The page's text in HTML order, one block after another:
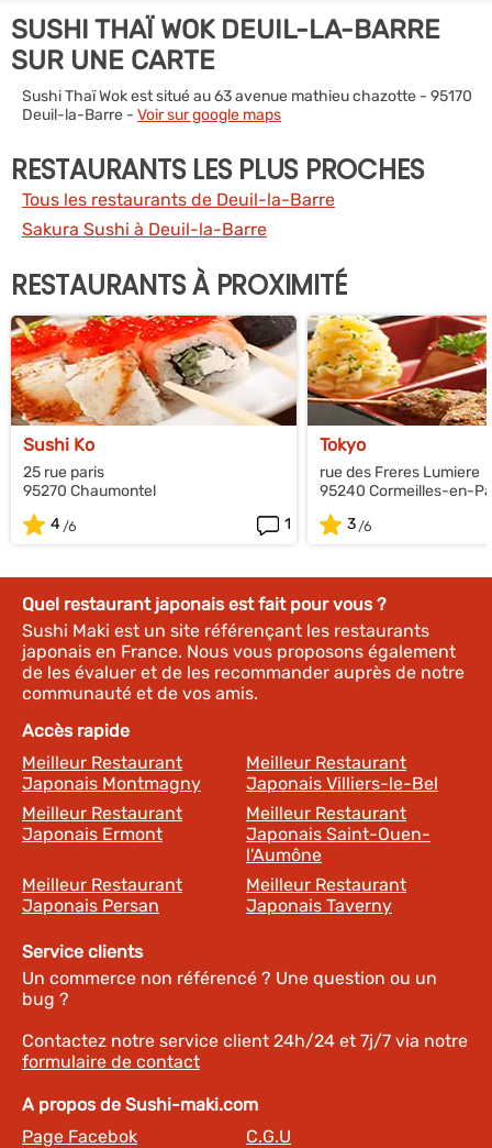
SUSHI THAÏ WOK DEUIL-LA-BARRE
SUR UNE CARTE
Sushi Thaï Wok est situé au 63 avenue mathieu chazotte - 95170
Deuil-la-Barre - Voir sur google maps
RESTAURANTS LES PLUS PROCHES
Tous les restaurants de Deuil-la-Barre
Sakura Sushi à Deuil-la-Barre
RESTAURANTS À PROXIMITÉ
Sushi Ko
25 rue paris
95270 Chaumontel
4
1
Tokyo
rue des Freres Lumiere
95240 Cormeilles-en-
3
Quel restaurant japonais est fait pour vous ?
Sushi Maki est un site référençant les restaurants
japonais en France. Nous vous proposons également
de les évaluer et de les recommander auprès de notre
communauté et de vos amis.
Accès rapide
Meilleur Restaurant
Japonais Montmagny
Meilleur Restaurant
Japonais Villiers-le-Bel
Meilleur Restaurant
Japonais Ermont
Meilleur Restaurant
Japonais Saint-Ouen-
l'Aumône
Meilleur Restaurant
Japonais Persan
Meilleur Restaurant
Japonais Taverny
Service clients
Un commerce non référencé ? Une question ou un
bug ?
Contactez notre service client 24h/24 et 7j/7 via notre
formulaire de contact
A propos de Sushi-maki.com
Page Facebok
C.G.U